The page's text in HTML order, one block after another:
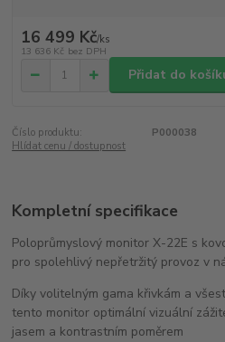
16 499 Kč/ks
13 636 Kč bez DPH
Přidat do
Číslo produktu:
P000038
Hlídat cenu / dostupnost
Kompletní specifikace
Poloprůmyslový monitor X-22E s
pro spolehlivý nepřetržitý provoz v
Díky volitelným gama křivkám a
tento monitor optimální vizuální
jasem a kontrastním poměrem